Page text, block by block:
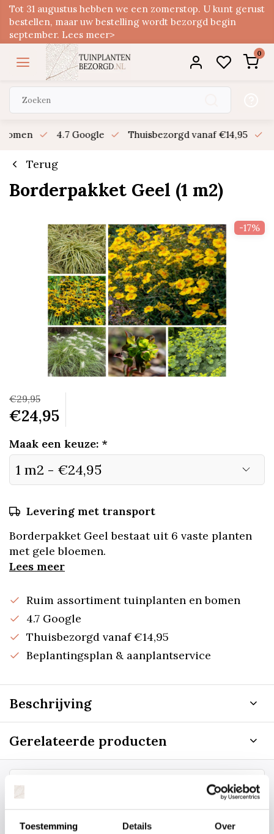
Toestemming Details Over
Tot 31 augustus hebben we een zomerstop. U kunt gerust
bestellen, maar uw bestelling wordt bezorgd begin
september. Lees meer>
0
4.7 Google Thuisbezorgd vanaf €14,95
Terug
Borderpakket Geel (1 m2)
-17%
€29,95
€24,95
Maak een keuze: *
Levering met transport
Borderpakket Geel bestaat uit 6 vaste planten
met gele bloemen.
Lees meer
Ruim assortiment tuinplanten en bomen
4.7 Google
Thuisbezorgd vanaf €14,95
Beplantingsplan & aanplantservice
Beschrijving
Gerelateerde producten
Staat uw plantsoort of maat er niet
gaan we voor u kijken. Stuur ons